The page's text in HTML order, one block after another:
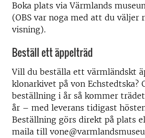
Boka plats via Värmlands
(OBS var noga med att du
visning).
Beställ ett äppelträd
Vill du beställa ett värmländskt
klonarkivet på von Echstedtska?
beställning i år så kommer
år – med leverans tidigast
Beställning görs direkt på plats
maila till